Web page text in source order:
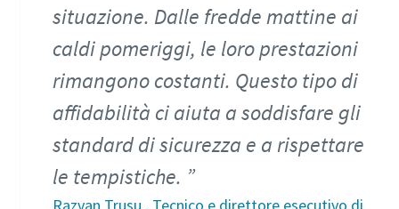
situazione. Dalle fredde mattine ai
caldi pomeriggi, le loro prestazioni
rimangono costanti. Questo tipo di
affidabilità ci aiuta a soddisfare gli
standard di sicurezza e a rispettare
le tempistiche.